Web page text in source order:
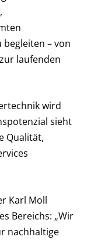
begleiten – von
laufenden
wird
sieht
Qualität,
Karl Moll
Bereichs: „Wir
nachhaltige